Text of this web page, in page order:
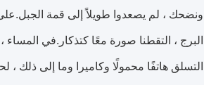
ونضحك ، لم يصعدوا طويلاً إلى قمة
البرج ، التقطنا صورة معًا كتذكار.في
التسلق هاتفًا محمولًا وكاميرا وما إلى ذلك